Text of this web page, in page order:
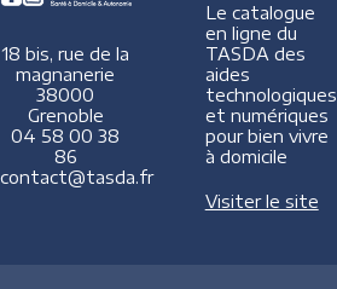
18 bis, rue de la
magnanerie
38000
Grenoble
04 58 00 38
86
contact@tasda.fr
Le catalogue
en ligne du
TASDA des
aides
technologiques
et numériques
pour bien vivre
à domicile
Visiter le site